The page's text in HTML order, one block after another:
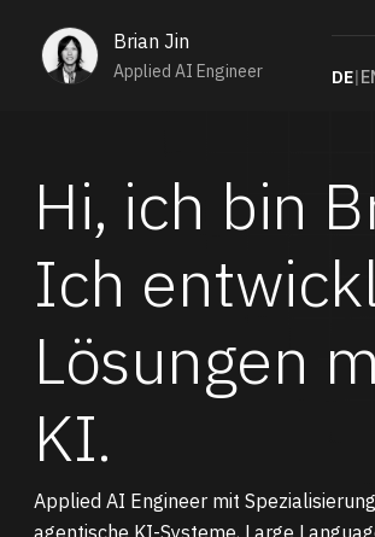
Brian Jin
Applied AI Engineer DE|
Hi, ich bin
Ich
Lösungen
KI.
Applied AI Engineer mit
agentische KI-Systeme, Large